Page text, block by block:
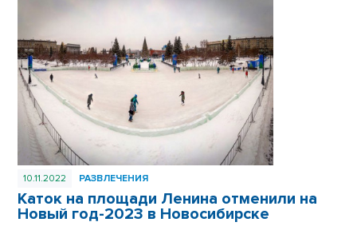
10.11.2022 РАЗВЛЕЧЕНИЯ
Каток на площади Ленина отменили на
Новый год-2023 в Новосибирске